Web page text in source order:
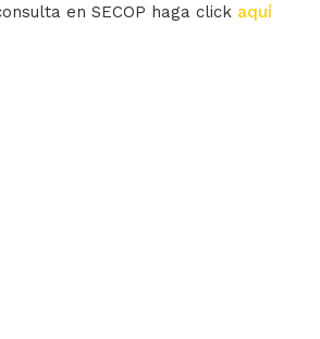
en SECOP haga click aquí